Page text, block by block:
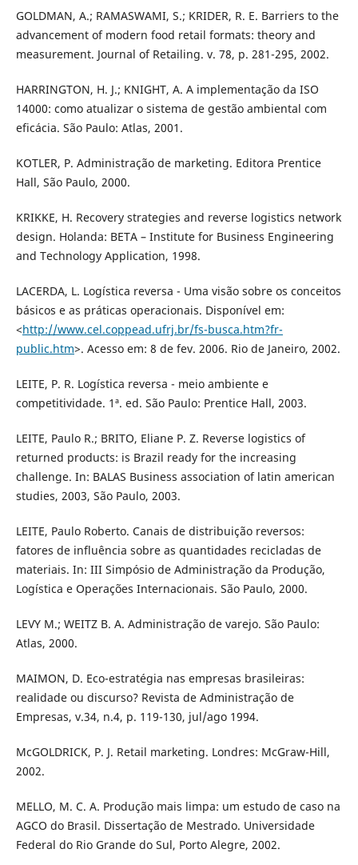
GOLDMAN, A.; RAMASWAMI, S.; KRIDER, R. E. Barriers to the
advancement of modern food retail formats: theory and
measurement. Journal of Retailing. v. 78, p. 281-295, 2002.
HARRINGTON, H. J.; KNIGHT, A. A implementação da ISO
14000: como atualizar o sistema de gestão ambiental com
eficácia. São Paulo: Atlas, 2001.
KOTLER, P. Administração de marketing. Editora Prentice
Hall, São Paulo, 2000.
KRIKKE, H. Recovery strategies and reverse logistics network
design. Holanda: BETA – Institute for Business Engineering
and Technology Application, 1998.
LACERDA, L. Logística reversa - Uma visão sobre os conceitos
básicos e as práticas operacionais. Disponível em:
<http://www.cel.coppead.ufrj.br/fs-busca.htm?fr-
public.htm>. Acesso em: 8 de fev. 2006. Rio de Janeiro, 2002.
LEITE, P. R. Logística reversa - meio ambiente e
competitividade. 1ª. ed. São Paulo: Prentice Hall, 2003.
LEITE, Paulo R.; BRITO, Eliane P. Z. Reverse logistics of
returned products: is Brazil ready for the increasing
challenge. In: BALAS Business association of latin american
studies, 2003, São Paulo, 2003.
LEITE, Paulo Roberto. Canais de distribuição reversos:
fatores de influência sobre as quantidades recicladas de
materiais. In: III Simpósio de Administração da Produção,
Logística e Operações Internacionais. São Paulo, 2000.
LEVY M.; WEITZ B. A. Administração de varejo. São Paulo:
Atlas, 2000.
MAIMON, D. Eco-estratégia nas empresas brasileiras:
realidade ou discurso? Revista de Administração de
Empresas, v.34, n.4, p. 119-130, jul/ago 1994.
McGOLDRICK, P. J. Retail marketing. Londres: McGraw-Hill,
2002.
MELLO, M. C. A. Produção mais limpa: um estudo de caso na
AGCO do Brasil. Dissertação de Mestrado. Universidade
Federal do Rio Grande do Sul, Porto Alegre, 2002.